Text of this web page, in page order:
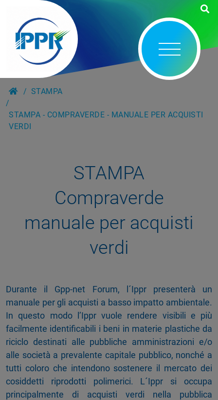
STAMPA
STAMPA - COMPRAVERDE - MANUALE PER ACQUISTI
VERDI
STAMPA
Compraverde
manuale per acquisti
verdi
Durante il Gpp-net Forum, l´Ippr presenterà un
manuale per gli acquisti a basso impatto ambientale.
In questo modo l’Ippr vuole rendere visibili e più
facilmente identificabili i beni in materie plastiche da
riciclo destinati alle pubbliche amministrazioni e/o
alle società a prevalente capitale pubblico, nonché a
tutti coloro che intendono sostenere il mercato dei
cosiddetti riprodotti polimerici. L´Ippr si occupa
principalmente di acquisti verdi nella pubblica